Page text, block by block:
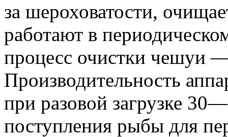
за шероховатости,
работают в
процесс очистки чешуи
Производительность
при разовой загрузке
поступления рыбы для